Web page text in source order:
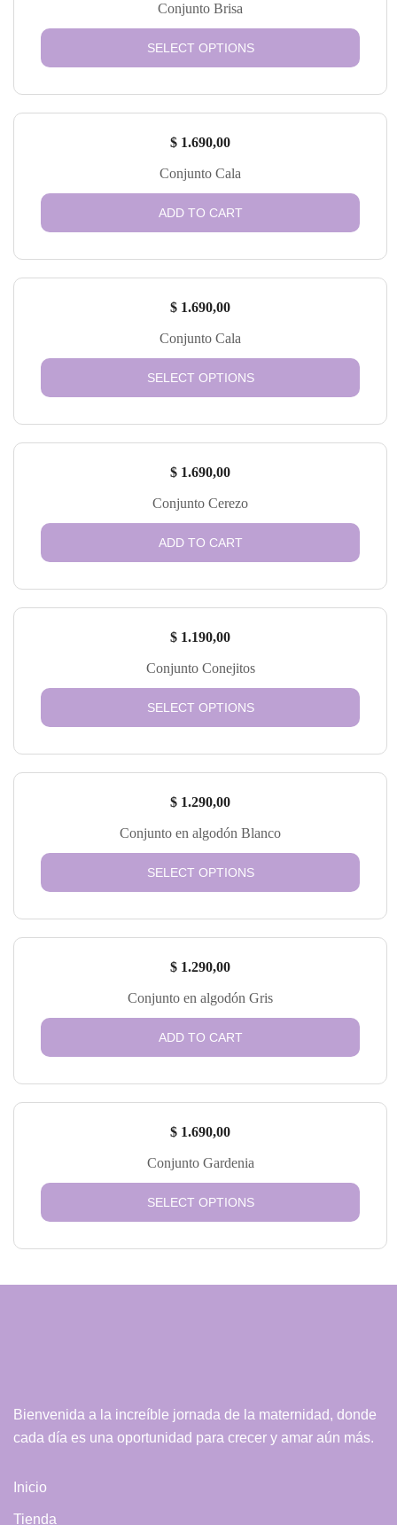
Conjunto Brisa
SELECT OPTIONS
$ 1.690,00
Conjunto Cala
ADD TO CART
$ 1.690,00
Conjunto Cala
SELECT OPTIONS
$ 1.690,00
Conjunto Cerezo
ADD TO CART
$ 1.190,00
Conjunto Conejitos
SELECT OPTIONS
$ 1.290,00
Conjunto en algodón Blanco
SELECT OPTIONS
$ 1.290,00
Conjunto en algodón Gris
ADD TO CART
$ 1.690,00
Conjunto Gardenia
SELECT OPTIONS
Bienvenida a la increíble jornada de la maternidad, donde
cada día es una oportunidad para crecer y amar aún más.
Inicio
Tienda